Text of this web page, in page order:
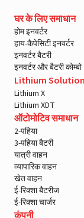
घर के लिए समाधान
होम इनवर्टर
हाय-कैपेसिटी इनवर्टर
इनवर्टर बैटरी
इनवर्टर और बैटरी कोम्बो
Lithium
Lithium X
Lithium XDT
ऑटोमोटिव समाधान
2-पहिया
3-पहिया बैटरी
यात्री वाहन
व्यापारिक वाहन
खेत वाहन
ई-रिक्शा बैटरीज
ई-रिक्शा चार्जर